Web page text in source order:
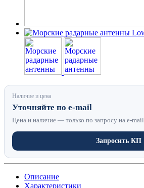
Наличие и цена
Уточняйте по e-mail
Цена и наличие — только по запросу на e-mail
Запросить КП
Описание
Характеристики